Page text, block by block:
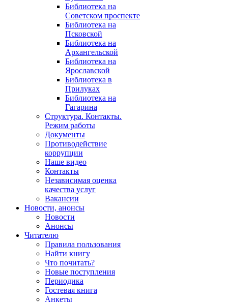
Библиотека на
Советском проспекте
Библиотека на
Псковской
Библиотека на
Архангельской
Библиотека на
Ярославской
Библиотека в
Прилуках
Библиотека на
Гагарина
Структура. Контакты.
Режим работы
Документы
Противодействие
коррупции
Наше видео
Контакты
Независимая оценка
качества услуг
Вакансии
Новости, анонсы
Новости
Анонсы
Читателю
Правила пользования
Найти книгу
Что почитать?
Новые поступления
Периодика
Гостевая книга
Анкеты